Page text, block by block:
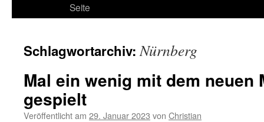
Seite
Schlagwortarchiv:Nürnberg
Mal ein wenig mit dem neuen
gespielt
Veröffentlicht am 29. Januar 2023 von Christian